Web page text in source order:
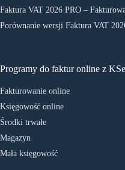
Faktura VAT 2026 PRO –
Porównanie wersji Faktura VAT
Programy do faktur online z
Fakturowanie online
Księgowość online
Środki trwałe
Magazyn
Mała księgowość